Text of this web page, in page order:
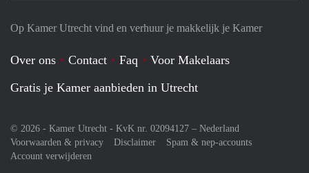
Op Kamer Utrecht vind en verhuur je makkelijk je Kamer
Over ons Contact Faq
Voor Makelaars
Gratis je Kamer aanbieden in Utrecht
© 2026 - Kamer Utrecht - KvK nr. 02094127 – Nederland
Voorwaarden & privacy
Disclaimer
Spam & nep-accounts
Account verwijderen